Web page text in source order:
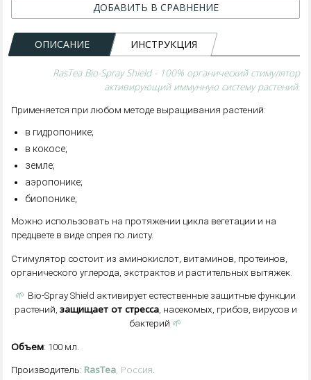
ДОБАВИТЬ В СРАВНЕНИЕ
ОПИСАНИЕ ИНСТРУКЦИЯ
RasTea Bio-Spray Shield - 100% органический стимулятор
активирующий иммунную систему растений.
Применяется при любом методе выращивания растений:
в гидропонике;
в кокосе;
земле;
аэропонике;
биопонике;
Можно использовать на протяжении цикла вегетации и на
предцвете в виде спрея по листу.
Стимулятор состоит из аминокислот, витаминов, протеинов,
органического углерода, экстрактов и растительных вытяжек.
🌱 Bio-Spray Shield активирует естественные защитные функции
растений, защищает от стресса, насекомых, грибов, вирусов и
бактерий 🌱
Объем: 100 мл.
Производитель: RasTea, Россия